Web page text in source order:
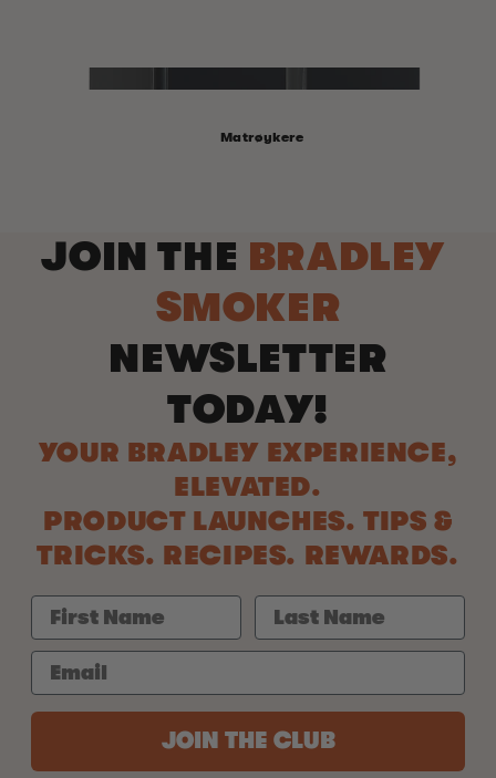
Matrøykere
JOIN THE BRADLEY
SMOKER
NEWSLETTER
TODAY!
YOUR BRADLEY EXPERIENCE,
ELEVATED.
PRODUCT LAUNCHES. TIPS &
TRICKS. RECIPES. REWARDS.
JOIN THE CLUB